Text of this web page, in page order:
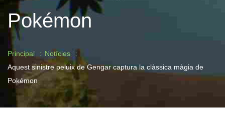
Pokémon
Principal
Notícies
Aquest sinistre peluix de Gengar captura la clàssica màgia de
Pokémon